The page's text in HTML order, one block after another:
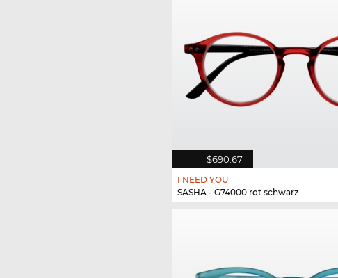
$690.67
I NEED YOU
SASHA - G74000 rot schwarz